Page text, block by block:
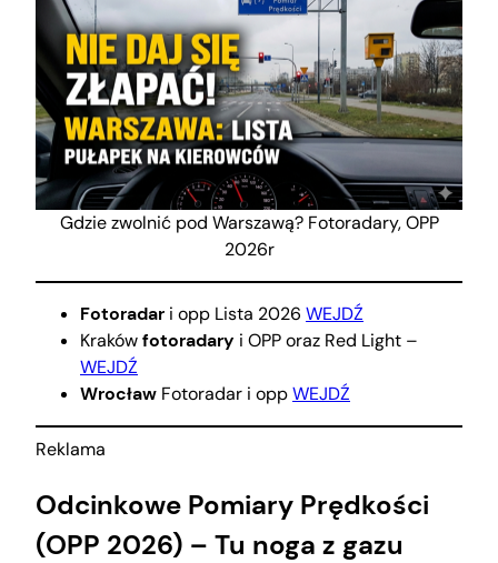
Gdzie zwolnić pod Warszawą? Fotoradary, OPP
2026r
Fotoradar i opp Lista 2026 WEJDŹ
Krakówfotoradary i OPP oraz Red Light –
WEJDŹ
Wrocław Fotoradar i oppWEJDŹ
Reklama
Odcinkowe Pomiary Prędkości
(OPP 2026) – Tu noga z gazu